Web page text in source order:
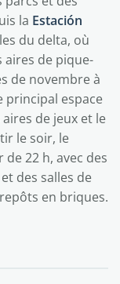
la Estación
du delta, où
aires de pique-
de novembre à
principal espace
de jeux et le
le soir, le
22 h, avec des
des salles de
en briques.